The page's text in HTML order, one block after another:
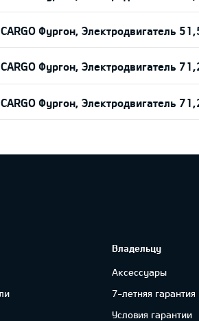
Фургон, Электродвигатель
Фургон, Электродвигатель
Фургон, Электродвигатель
Владельцу
Аксессуары
7-летняя гарантия
Условия гарантии